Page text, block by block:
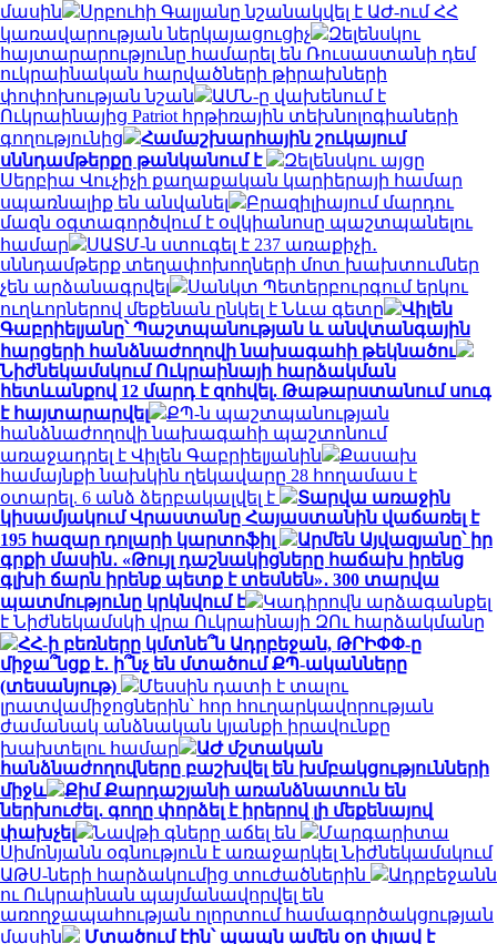
մասին
Սրբուհի Գալյանը նշանակվել է ԱԺ-ում ՀՀ
կառավարության ներկայացուցիչ
Զելենսկու
հայտարարությունը համարել են Ռուսաստանի դեմ
ուկրաինական հարվածների թիրախների
փոփոխության նշան
ԱՄՆ-ը վախենում է
Ուկրաինայից Patriot հրթիռային տեխնոլոգիաների
գողությունից
Համաշխարհային շուկայում
սննդամթերքը թանկանում է
Զելենսկու այցը
Սերբիա Վուչիչի քաղաքական կարիերայի համար
սպառնալիք են անվանել
Բրազիլիայում մարդու
մազն օգտագործվում է օվկիանոսը պաշտպանելու
համար
ՍԱՏՄ-ն ստուգել է 237 առաքիչի․
սննդամթերք տեղափոխողների մոտ խախտումներ
չեն արձանագրվել
Սանկտ Պետերբուրգում երկու
ուղևորներով մեքենան ընկել է Նևա գետը
Վիլեն
Գաբրիելյանը՝ Պաշտպանության և անվտանգային
հարցերի հանձնաժողովի նախագահի թեկնածու
Նիժնեկամսկում Ուկրաինայի հարձակման
հետևանքով 12 մարդ է զոհվել. Թաթարստանում սուգ
է հայտարարվել
ՔՊ-ն պաշտպանության
հանձնաժողովի նախագահի պաշտոնում
առաջադրել է Վիլեն Գաբրիելյանին
Քասախ
համայնքի նախկին ղեկավարը 28 հողամաս է
օտարել. 6 անձ ձերբակալվել է
Տարվա առաջին
կիսամյակում Վրաստանը Հայաստանին վաճառել է
195 հազար դոլարի կարտոֆիլ
Արմեն Այվազյանը՝ իր
գրքի մասին․ «Թույլ դաշնակիցները հաճախ իրենց
գլխի ճարն իրենք պետք է տեսնեն»․ 300 տարվա
պատմությունը կրկնվում է
Կադիրովն արձագանքել
է Նիժնեկամսկի վրա Ուկրաինայի ԶՈւ հարձակմանը
ՀՀ-ի բեռները կմտնե՞ն Ադրբեջան, ԹՐԻՓՓ-ը
միջա՞նցք է․ ի՞նչ են մտածում ՔՊ-ականները
(տեսանյութ)
Մեսսին դատի է տալու
լրատվամիջոցներին՝ հոր հուղարկավորության
ժամանակ անձնական կյանքի իրավունքը
խախտելու համար
ԱԺ մշտական
հանձնաժողովները բաշխվել են խմբակցությունների
միջև
Քիմ Քարդաշյանի առանձնատուն են
ներխուժել․ գողը փորձել է իրերով լի մեքենայով
փախչել
Նավթի գները աճել են
Մարգարիտա
Սիմոնյանն օգնություն է առաջարկել Նիժնեկամսկում
ԱԹՍ-ների հարձակումից տուժածներին
Ադրբեջանն
ու Ուկրաինան պայմանավորվել են
առողջապահության ոլորտում համագործակցության
մասին
Մտածում էին՝ պապն ամեն օր փլավ է